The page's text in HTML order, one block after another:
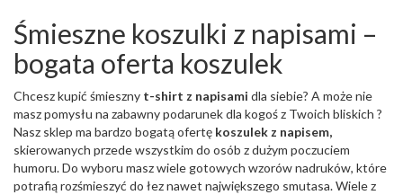
Śmieszne koszulki z napisami –
bogata oferta koszulek
Chcesz kupić śmieszny t-shirt z napisami dla siebie? A może nie
masz pomysłu na zabawny podarunek dla kogoś z Twoich bliskich ?
Nasz sklep ma bardzo bogatą ofertę koszulek z napisem,
skierowanych przede wszystkim do osób z dużym poczuciem
humoru. Do wyboru masz wiele gotowych wzorów nadruków, które
potrafią rozśmieszyć do łez nawet największego smutasa. Wiele z